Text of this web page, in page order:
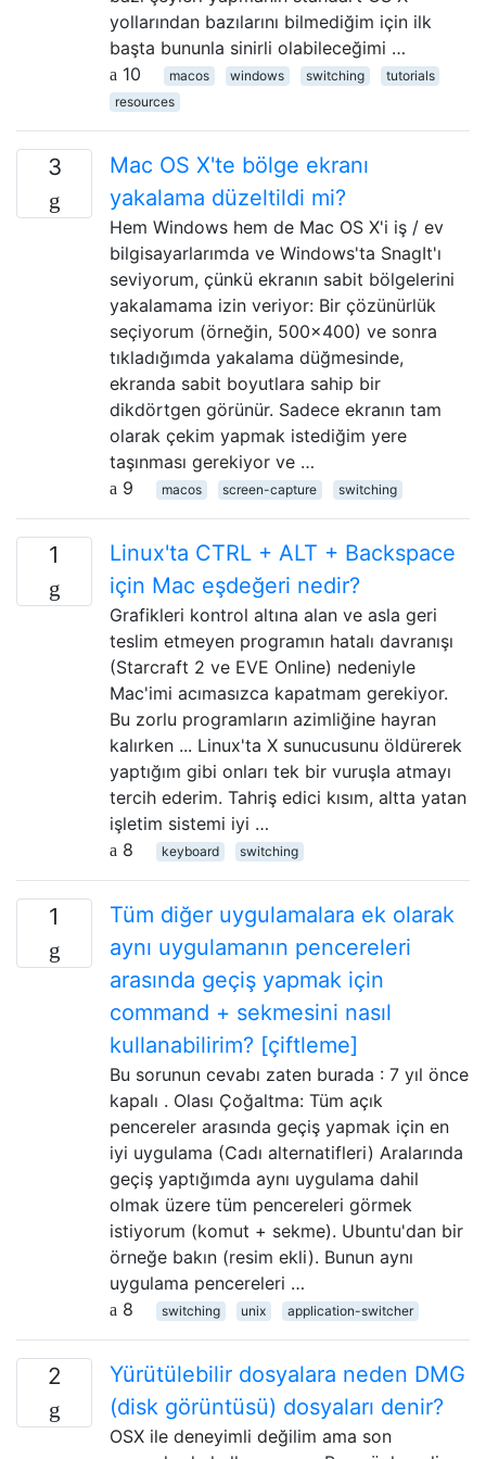
yollarından bazılarını bilmediğim için ilk
başta bununla sinirli olabileceğimi …
10
macos windows switching
tutorials
resources
3
Mac OS X'te bölge ekranı
yakalama düzeltildi mi?
Hem Windows hem de Mac OS X'i iş / ev
bilgisayarlarımda ve Windows'ta SnagIt'ı
seviyorum, çünkü ekranın sabit bölgelerini
yakalamama izin veriyor: Bir çözünürlük
seçiyorum (örneğin, 500x400) ve sonra
tıkladığımda yakalama düğmesinde,
ekranda sabit boyutlara sahip bir
dikdörtgen görünür. Sadece ekranın tam
olarak çekim yapmak istediğim yere
taşınması gerekiyor ve …
9
macos screen-capture switching
1
Linux'ta CTRL + ALT + Backspace
için Mac eşdeğeri nedir?
Grafikleri kontrol altına alan ve asla geri
teslim etmeyen programın hatalı davranışı
(Starcraft 2 ve EVE Online) nedeniyle
Mac'imi acımasızca kapatmam gerekiyor.
Bu zorlu programların azimliğine hayran
kalırken ... Linux'ta X sunucusunu öldürerek
yaptığım gibi onları tek bir vuruşla atmayı
tercih ederim. Tahriş edici kısım, altta yatan
işletim sistemi iyi …
8
keyboard switching
1
Tüm diğer uygulamalara ek olarak
aynı uygulamanın pencereleri
arasında geçiş yapmak için
command + sekmesini nasıl
kullanabilirim? [çiftleme]
Bu sorunun cevabı zaten burada : 7 yıl önce
kapalı . Olası Çoğaltma: Tüm açık
pencereler arasında geçiş yapmak için en
iyi uygulama (Cadı alternatifleri) Aralarında
geçiş yaptığımda aynı uygulama dahil
olmak üzere tüm pencereleri görmek
istiyorum (komut + sekme). Ubuntu'dan bir
örneğe bakın (resim ekli). Bunun aynı
uygulama pencereleri …
8
switching unix application-switcher
2
Yürütülebilir dosyalara neden DMG
(disk görüntüsü) dosyaları denir?
OSX ile deneyimli değilim ama son